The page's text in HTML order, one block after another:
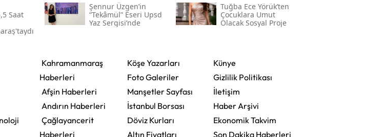
Saat
Şennur Üzgen’in
“tekâmül” Eseri Upsd
Yaz Sergisi’nde
Tuğba Ece Yörük’ten
Çocuklara Umut
Olacak Sosyal Proje
Kahramanmaraş
Haberleri
Afşin Haberleri
Andırın Haberleri
Çağlayancerit
Haberleri
Köşe Yazarları
Foto Galeriler
Manşetler Sayfası
İstanbul Borsası
Döviz Kurları
Altın Fiyatları
Künye
Gizlilik Politikası
İletişim
Haber Arşivi
Ekonomik Takvim
Son Dakika Haberleri